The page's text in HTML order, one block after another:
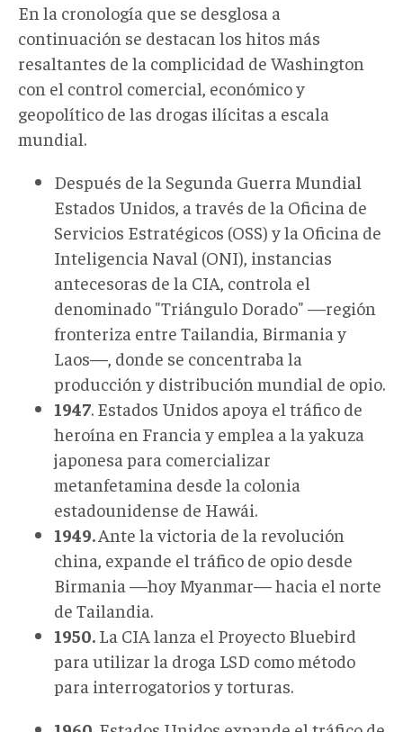
En la cronología que se desglosa a
continuación se destacan los hitos más
resaltantes de la complicidad de Washington
con el control comercial, económico y
geopolítico de las drogas ilícitas a escala
mundial.
Después de la Segunda Guerra Mundial
Estados Unidos, a través de la Oficina de
Servicios Estratégicos (OSS) y la Oficina de
Inteligencia Naval (ONI), instancias
antecesoras de la CIA, controla el
denominado "Triángulo Dorado" —región
fronteriza entre Tailandia, Birmania y
Laos—, donde se concentraba la
producción y distribución mundial de opio.
1947. Estados Unidos apoya el tráfico de
heroína en Francia y emplea a la yakuza
japonesa para comercializar
metanfetamina desde la colonia
estadounidense de Hawái.
1949.Ante la victoria de la revolución
china, expande el tráfico de opio desde
Birmania —hoy Myanmar— hacia el norte
de Tailandia.
1950. La CIA lanza el Proyecto Bluebird
para utilizar la droga LSD como método
para interrogatorios y torturas.